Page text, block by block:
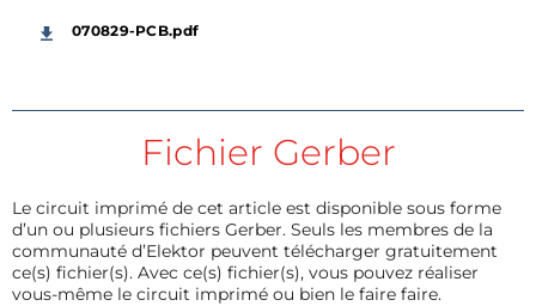
070829-PCB.pdf
Fichier Gerber
Le circuit imprimé de cet article est disponible sous forme
d’un ou plusieurs fichiers Gerber. Seuls les membres de la
communauté d’Elektor peuvent télécharger gratuitement
ce(s) fichier(s). Avec ce(s) fichier(s), vous pouvez réaliser
vous-même le circuit imprimé ou bien le faire faire.